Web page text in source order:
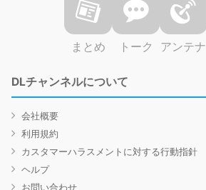
まとめ トーク アンテナ
DLチャンネルについて
会社概要
利用規約
カスタマーハラスメントに対する行動指針
ヘルプ
お問い合わせ